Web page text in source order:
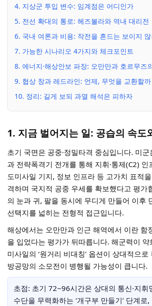
4. 지상군 투입 변수: 임계점은 어디인가
5. 전선 확대의 통로: 헤즈볼라와 역내 대리전
6. 국내 여론과 비용: 작전을 흔드는 보이지 않
7. 가능한 시나리오 4가지와 체크포인트
8. 에너지·해상안보 파장: 오만만과 호르무즈
9. 협상 창과 레드라인: 언제, 무엇을 교환할까
10. 정리: 길게 보되 과열 해석은 피하자
1. 지금 벌어지는 일: 공습의 속도
초기 국면은 공중·정밀타격 중심입니다. 미
과 전략폭격기 전개를 통해 지휘·통제(C2)
도미사일 기지, 정보 인프라 등 고가치 표적
격하며 국지적 공중 우세를 확보했다고 평가
의 눈과 귀, 팔을 동시에 무디게 만들어 이후
선택지를 넓히는 전형적 접근입니다.
해상에서는 오만만과 인근 해역에서 이란 함
을 입었다는 평가가 뒤따릅니다. 해군력이 약
미사일의 ‘원거리 비대칭’ 옵션이 상대적으로
방공망의 소모전이 병행될 가능성이 큽니다.
초점: 초기 72~96시간은 상대의 통신·지휘
수단을 무력화하는 ‘개구부 만들기’ 단계로